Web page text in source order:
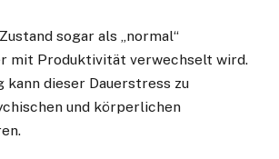
sogar als „normal“
mit Produktivität verwechselt wird.
dieser Dauerstress zu
und körperlichen